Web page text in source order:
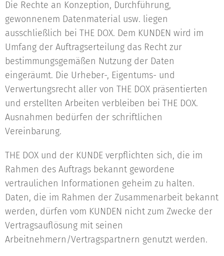
Die Rechte an Konzeption, Durchführung,
gewonnenem Datenmaterial usw. liegen
ausschließlich bei THE DOX. Dem KUNDEN wird im
Umfang der Auftragserteilung das Recht zur
bestimmungsgemäßen Nutzung der Daten
eingeräumt. Die Urheber-, Eigentums- und
Verwertungsrecht aller von THE DOX präsentierten
und erstellten Arbeiten verbleiben bei THE DOX.
Ausnahmen bedürfen der schriftlichen
Vereinbarung.
THE DOX und der KUNDE verpflichten sich, die im
Rahmen des Auftrags bekannt gewordene
vertraulichen Informationen geheim zu halten.
Daten, die im Rahmen der Zusammenarbeit bekannt
werden, dürfen vom KUNDEN nicht zum Zwecke der
Vertragsauflösung mit seinen
Arbeitnehmern/Vertragspartnern genutzt werden.